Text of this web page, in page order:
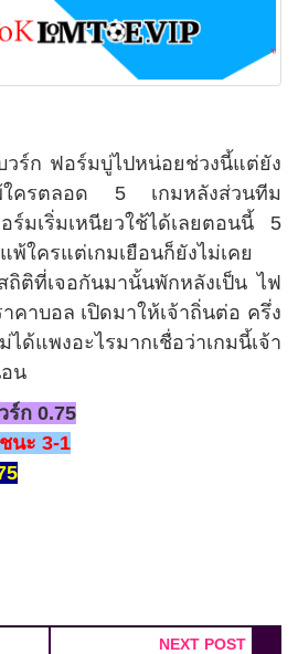
ฟอร์มบู่ไปหน่อยช่วงนี้แต่ยัง
พ้ใครตลอด 5 เกมหลังส่วนทีม
มเริ่มเหนียวใช้ได้เลยตอนนี้ 5
พ้ใครแต่เกมเยือนก็ยังไม่เคย
ถิติที่เจอกันมานั้นพักหลังเป็น ไฟ
คาบอล เปิดมาให้เจ้าถิ่นต่อ ครึ่ง
แพงอะไรมากเชื่อว่าเกมนี้เจ้า
น
ร์ก 0.75
นะ 3-1
NEXT POST